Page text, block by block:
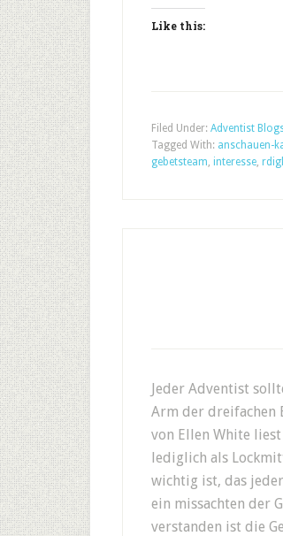
Like this:
Filed Under: Adventist
Tagged With: anschauen-
gebetsteam, interesse,
Jeder Adventist
Arm der dreifachen
von Ellen White
lediglich als
wichtig ist, das
ein missachten der
verstanden ist die